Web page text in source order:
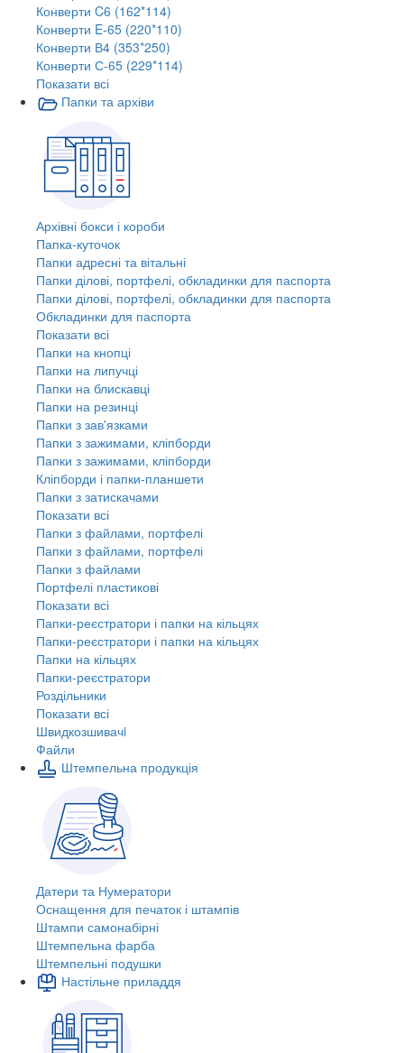
Конверти C6 (162*114)
Конверти E-65 (220*110)
Конверти В4 (353*250)
Конверти С-65 (229*114)
Показати всі
Папки та архіви
Архівні бокси і короби
Папка-куточок
Папки адресні та вітальні
Папки ділові, портфелі, обкладинки для паспорта
Папки ділові, портфелі, обкладинки для паспорта
Обкладинки для паспорта
Показати всі
Папки на кнопці
Папки на липучці
Папки на блискавці
Папки на резинці
Папки з зав'язками
Папки з зажимами, кліпборди
Папки з зажимами, кліпборди
Кліпборди і папки-планшети
Папки з затискачами
Показати всі
Папки з файлами, портфелі
Папки з файлами, портфелі
Папки з файлами
Портфелі пластикові
Показати всі
Папки-реєстратори і папки на кільцях
Папки-реєстратори і папки на кільцях
Папки на кільцях
Папки-реєстратори
Роздільники
Показати всі
Швидкозшивачi
Файли
Штемпельна продукція
Датери та Нумератори
Оснащення для печаток і штампів
Штампи самонабірні
Штемпельна фарба
Штемпельні подушки
Настільне приладдя